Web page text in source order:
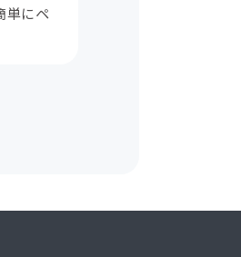
単にペ